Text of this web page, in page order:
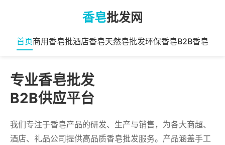
香皂批发网
首页商用香皂批酒店香皂天然皂批发环保香皂B2B香皂
专业香皂批发
B2B供应平台
我们专注于香皂产品的研发、生产与销售，为各大商超、
酒店、礼品公司提供高品质香皂批发服务。产品涵盖手工